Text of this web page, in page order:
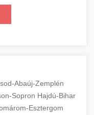
Abaúj-Zemplén
Sopron Hajdú-Bihar
Esztergom